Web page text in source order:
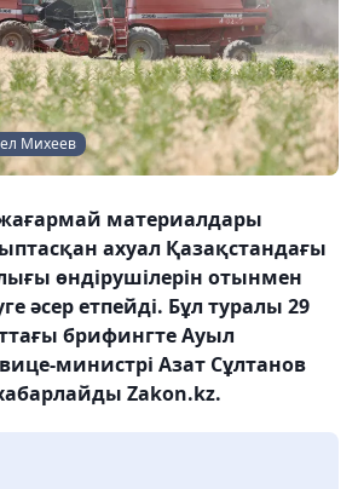
Михеев
материалдары
ахуал Қазақстандағы
өндірушілерін отынмен
әсер етпейді. Бұл туралы 29
брифингте Ауыл
министрі Азат Сұлтанов
Zakon.kz.